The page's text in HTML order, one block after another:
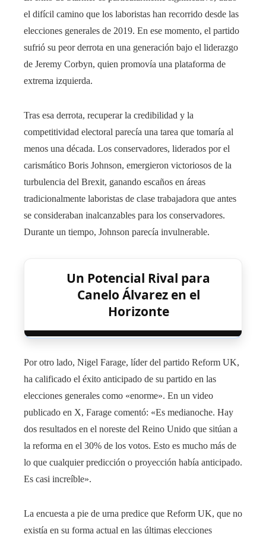
el difícil camino que los laboristas han recorrido desde las
elecciones generales de 2019. En ese momento, el partido
sufrió su peor derrota en una generación bajo el liderazgo
de Jeremy Corbyn, quien promovía una plataforma de
extrema izquierda.
Tras esa derrota, recuperar la credibilidad y la
competitividad electoral parecía una tarea que tomaría al
menos una década. Los conservadores, liderados por el
carismático Boris Johnson, emergieron victoriosos de la
turbulencia del Brexit, ganando escaños en áreas
tradicionalmente laboristas de clase trabajadora que antes
se consideraban inalcanzables para los conservadores.
Durante un tiempo, Johnson parecía invulnerable.
Un Potencial Rival para
Canelo Álvarez en el
Horizonte
Por otro lado, Nigel Farage, líder del partido Reform UK,
ha calificado el éxito anticipado de su partido en las
elecciones generales como «enorme». En un video
publicado en X, Farage comentó: «Es medianoche. Hay
dos resultados en el noreste del Reino Unido que sitúan a
la reforma en el 30% de los votos. Esto es mucho más de
lo que cualquier predicción o proyección había anticipado.
Es casi increíble».
La encuesta a pie de urna predice que Reform UK, que no
existía en su forma actual en las últimas elecciones